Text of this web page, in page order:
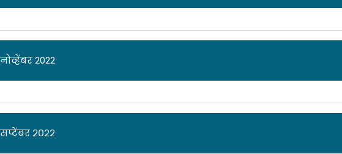
येत असून मुलाखत दिनांक 05 एप्रिल 2023 आहे. सविस्तर माहितीसाठी
2022
२०२२